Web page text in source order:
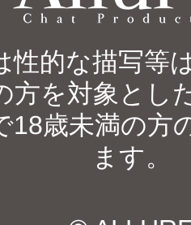
性的な描写等
方を対象とし
18歳未満の方
ます。